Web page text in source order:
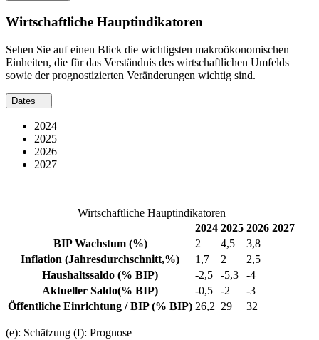
Wirtschaftliche Hauptindikatoren
Sehen Sie auf einen Blick die wichtigsten makroökonomischen
Einheiten, die für das Verständnis des wirtschaftlichen Umfelds
sowie der prognostizierten Veränderungen wichtig sind.
Dates
2024
2025
2026
2027
Wirtschaftliche Hauptindikatoren
2024 2025 2026 2027
BIP Wachstum (%) 2 4,5
3,8
Inflation (Jahresdurchschnitt,%) 1,7 2
2,5
Haushaltssaldo (% BIP) -2,5 -5,3
-4
Aktueller Saldo(% BIP) -0,5 -2
-3
Öffentliche Einrichtung / BIP(% BIP) 26,2 29 32
(e): Schätzung (f): Prognose